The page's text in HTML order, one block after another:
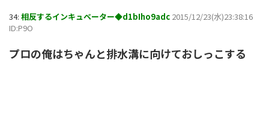
34: 相反するインキュベーター◆d1bIho9adc 2015/12/23(水)23:38:16
ID:P9O
プロの俺はちゃんと排水溝に向けておしっこする